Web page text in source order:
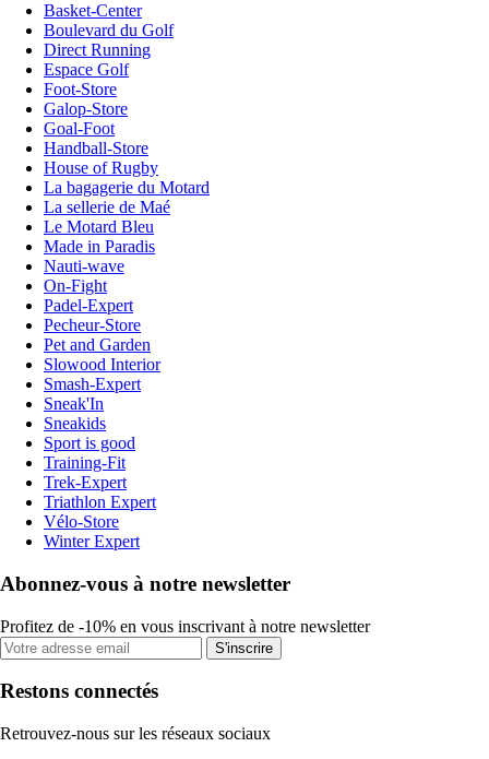
Basket-Center
Boulevard du Golf
Direct Running
Espace Golf
Foot-Store
Galop-Store
Goal-Foot
Handball-Store
House of Rugby
La bagagerie du Motard
La sellerie de Maé
Le Motard Bleu
Made in Paradis
Nauti-wave
On-Fight
Padel-Expert
Pecheur-Store
Pet and Garden
Slowood Interior
Smash-Expert
Sneak'In
Sneakids
Sport is good
Training-Fit
Trek-Expert
Triathlon Expert
Vélo-Store
Winter Expert
Abonnez-vous à notre newsletter
Profitez de -10% en vous inscrivant à notre newsletter
S'inscrire
Restons connectés
Retrouvez-nous sur les réseaux sociaux